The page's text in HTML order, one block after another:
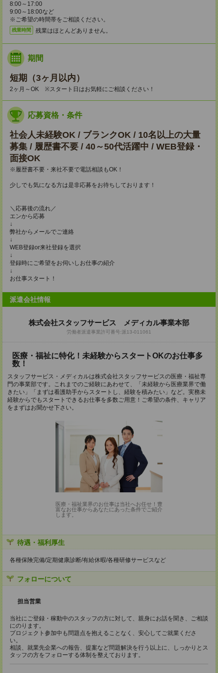
8:00～17:00
9:00～18:00など
※ご希望の時間帯をご相談ください。
残業時間 残業はほとんどありません。
期間
短期（3ヶ月以内）
2ヶ月～OK ※スタート日はお気軽にご相談ください！
応募資格・条件
社会人未経験OK / ブランクOK / 10名以上の大量
募集 / 履歴書不要 / 40～50代活躍中 / WEB登録・
面接OK
※履歴書不要・来社不要で電話相談もOK！
少しでも気になる方は是非応募をお待ちしております！
＼応募後の流れ／
エンから応募
↓
弊社からメールでご連絡
↓
WEB登録or来社登録を選択
↓
登録時にご希望をお伺いしお仕事の紹介
↓
お仕事スタート！
派遣会社情報
株式会社スタッフサービス メディカル事業本部
労働者派遣事業許可番号:派13-011061
医療・福祉に特化！未経験からスタートOKのお仕事多
数！
スタッフサービス・メディカルは株式会社スタッフサービスの医療・福祉専
門の事業部です。これまでのご経験にあわせて、「未経験から医療業界で働
きたい」「まずは看護助手からスタートし、経験を積みたい」など。実務未
経験からでもスタートできるお仕事を多数ご用意！ご希望の条件、キャリア
をまずはお聞かせ下さい。
医療・福祉業界のお仕事は当社へお任せ！豊
富なお仕事からあなたにあった条件でご紹介
します。
待遇・福利厚生
各種保険完備/定期健康診断/有給休暇/各種研修サービスなど
フォローについて
担当営業
当社にご登録・稼動中のスタッフの方に対して、親身にお話を聞き、ご相談
にのります。
プロジェクト参加中も問題点を抱えることなく、安心してご就業くださ
い。
相談、就業先企業への報告、提案など問題解決を行う以上に、しっかりとス
タッフの方をフォローする体制を整えております。